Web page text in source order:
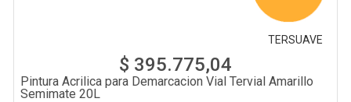
TERSUAVE
$ 395.775,04
Pintura Acrilica para Demarcacion Vial Tervial Amarillo
Semimate 20L